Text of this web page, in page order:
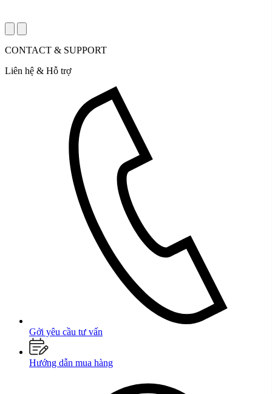
CONTACT & SUPPORT
Liên hệ & Hỗ trợ
Gởi yêu cầu tư vấn
Hướng dẫn mua hàng